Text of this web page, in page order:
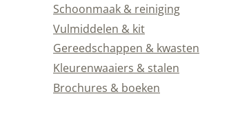
Schoonmaak & reiniging
Vulmiddelen & kit
Gereedschappen & kwasten
Kleurenwaaiers & stalen
Brochures & boeken